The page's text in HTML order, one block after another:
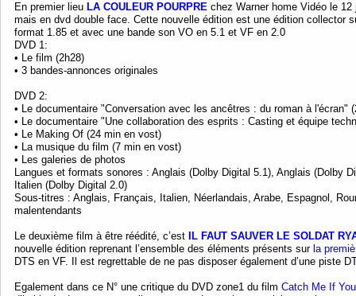
En premier lieu LA COULEUR POURPRE chez Warner home Vidéo le
mais en dvd double face. Cette nouvelle édition est une édition collector
format 1.85 et avec une bande son VO en 5.1 et VF en 2.0
DVD 1:
• Le film (2h28)
• 3 bandes-annonces originales
DVD 2:
• Le documentaire "Conversation avec les ancêtres : du roman à l'écran"
• Le documentaire "Une collaboration des esprits : Casting et équipe
• Le Making Of (24 min en vost)
• La musique du film (7 min en vost)
• Les galeries de photos
Langues et formats sonores : Anglais (Dolby Digital 5.1), Anglais (Dolby
Italien (Dolby Digital 2.0)
Sous-titres : Anglais, Français, Italien, Néerlandais, Arabe, Espagnol,
malentendants
Le deuxième film à être réédité, c’est
IL FAUT SAUVER LE SOLDAT
nouvelle édition reprenant l’ensemble des éléments présents sur la
DTS en VF. Il est regrettable de ne pas disposer également d’une piste
Egalement dans ce N° une critique du DVD zone1 du film Catch Me If